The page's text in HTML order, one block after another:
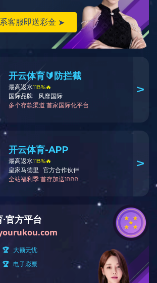
7889900